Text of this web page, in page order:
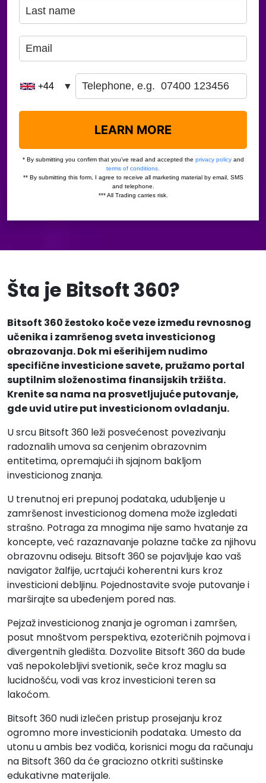
Šta je Bitsoft 360?
Bitsoft 360 žestoko koče veze između revnosnog
učenika i zamršenog sveta investicionog
obrazovanja. Dok mi ešerihijem nudimo
specifične investicione savete, pružamo portal
suptilnim složenostima finansijskih tržišta.
Krenite sa nama na prosvetljujuće putovanje,
gde uvid utire put investicionom ovladanju.
U srcu Bitsoft 360 leži posvećenost povezivanju
radoznalih umova sa cenjenim obrazovnim
entitetima, opremajući ih sjajnom bakljom
investicionog znanja.
U trenutnoj eri prepunoj podataka, udubljenje u
zamršenost investicionog domena može izgledati
strašno. Potraga za mnogima nije samo hvatanje za
koncepte, već razaznavanje polazne tačke za njihovu
obrazovnu odiseju. Bitsoft 360 se pojavljuje kao vaš
navigator žalfije, ucrtajući koherentni kurs kroz
investicioni debljinu. Pojednostavite svoje putovanje i
marširajte sa ubeđenjem pored nas.
Pejzaž investicionog znanja je ogroman i zamršen,
posut mnoštvom perspektiva, ezoteričnih pojmova i
divergentnih gledišta. Dozvolite Bitsoft 360 da bude
vaš nepokolebljivi svetionik, seče kroz maglu sa
lucidnošću, vodi vas kroz investicioni teren sa
lakoćom.
Bitsoft 360 nudi izlečen pristup prosejanju kroz
ogromno more investicionih podataka. Umesto da
utonu u ambis bez vodiča, korisnici mogu da računaju
na Bitsoft 360 da će graciozno otkriti suštinske
edukativne materijale.